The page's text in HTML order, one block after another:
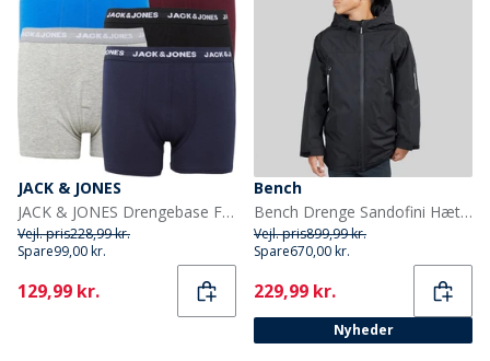
JACK & JONES
JACK & JONES Drengebase Fem-pak Underbukser Multi
Vejl. pris228,99 kr.
Spare99,00 kr.
Current
129,99 kr.
Bench
Bench Drenge Sandofini Hættejakke Sort
Vejl. pris899,99 kr.
Spare670,00 kr.
Current
229,99 kr.
Nyheder